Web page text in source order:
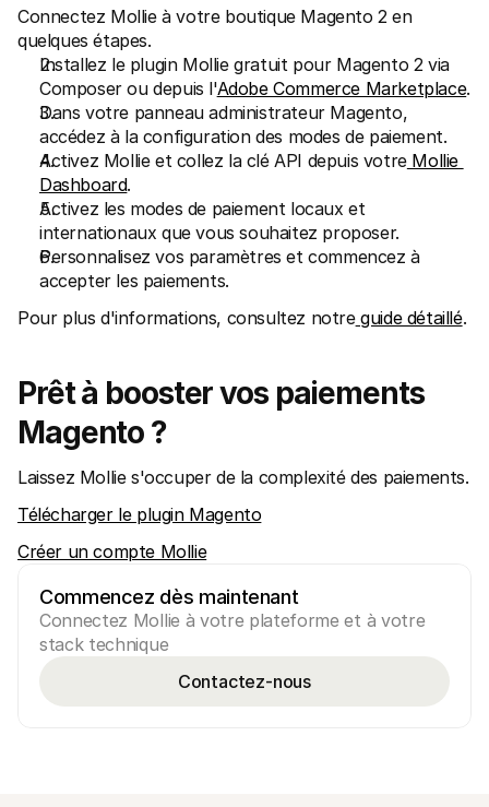
Connectez Mollie à votre boutique Magento 2 en
quelques étapes.
Installez le plugin Mollie gratuit pour Magento 2 via
Composer ou depuis l'Adobe Commerce Marketplace.
Dans votre panneau administrateur Magento,
accédez à la configuration des modes de paiement.
Activez Mollie et collez la clé API depuis votre Mollie
Dashboard.
Activez les modes de paiement locaux et
internationaux que vous souhaitez proposer.
Personnalisez vos paramètres et commencez à
accepter les paiements.
Pour plus d'informations, consultez notre guide détaillé.
Prêt à booster vos paiements
Magento ?
Laissez Mollie s'occuper de la complexité des paiements.
Télécharger le plugin Magento
Créer un compte Mollie
Commencez dès maintenant
Connectez Mollie à votre plateforme et à votre
stack technique
Contactez-nous